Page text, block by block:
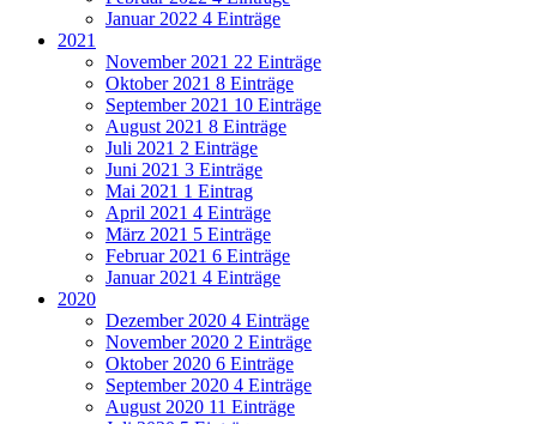
Januar 2022 4 Einträge
2021
November 2021 22 Einträge
Oktober 2021 8 Einträge
September 2021 10 Einträge
August 2021 8 Einträge
Juli 2021 2 Einträge
Juni 2021 3 Einträge
Mai 2021 1 Eintrag
April 2021 4 Einträge
März 2021 5 Einträge
Februar 2021 6 Einträge
Januar 2021 4 Einträge
2020
Dezember 2020 4 Einträge
November 2020 2 Einträge
Oktober 2020 6 Einträge
September 2020 4 Einträge
August 2020 11 Einträge